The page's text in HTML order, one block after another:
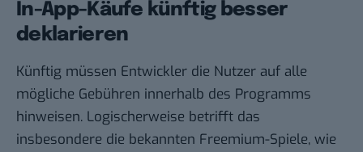
In-App-Käufe künftig besser
deklarieren
Künftig müssen Entwickler die Nutzer auf alle
mögliche Gebühren innerhalb des Programms
hinweisen. Logischerweise betrifft das
insbesondere die bekannten Freemium-Spiele, wie